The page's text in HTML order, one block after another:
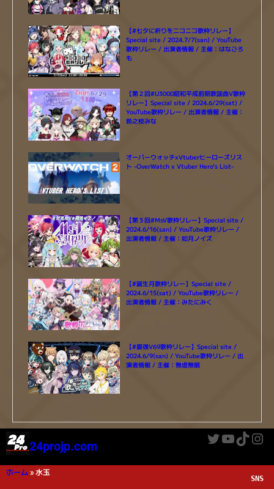
【#七夕に祈りをニコニコ歌枠リレー】
Special site / 2024.7/7(san) / YouTube
歌枠リレー / 出演者情報 / 主催：はなごろ
も
【第２回#U3000昭和平成前期歌謡曲V歌枠
リレー】Special site / 2024.6/29(sat) /
YouTube歌枠リレー / 出演者情報 / 主催：
鈴之枝みな
オーバーウォッチxVtuberヒーローズリス
ト -OverWatch x Vtuber Hero’s List-
【第３回#MsV歌枠リレー】Special site /
2024.6/16(san) / YouTube歌枠リレー /
出演者情報 / 主催：如月ノイズ
【#誕生月歌枠リレー】Special site /
2024.6/15(sat) / YouTube歌枠リレー /
出演者情報 / 主催：みたにみく
【#最強V69歌枠リレー】Special site /
2024.6/9(san) / YouTube歌枠リレー / 出
演者情報 / 主催：無虚無眠
24projp.com Twitter YouTube TikTok Instagram
ホーム »水玉
SNS